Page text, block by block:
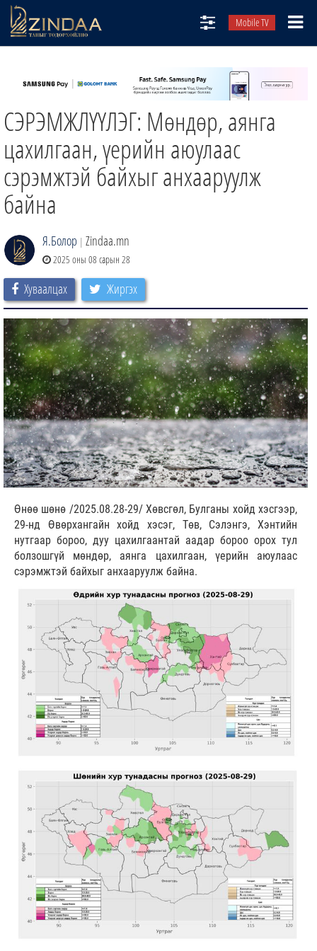
Mobile TV
ТВ8
ӨГЛӨӨНИЙ СОНИН
ЗИНДАА СЭТГҮҮЛ
СЭРЭМЖЛҮҮЛЭГ: Мөндөр, аянга
цахилгаан, үерийн аюулаас
сэрэмжтэй байхыг анхааруулж
байна
Я.Болор | Zindaa.mn
2025 оны 08 сарын 28
Хуваалцах Жиргэх
Өнөө шөнө /2025.08.28-29/ Хөвсгөл, Булганы хойд хэсгээр,
29-нд Өвөрхангайн хойд хэсэг, Төв, Сэлэнгэ, Хэнтийн
нутгаар бороо, дуу цахилгаантай аадар бороо орох тул
болзошгүй мөндөр, аянга цахилгаан, үерийн аюулаас
сэрэмжтэй байхыг анхааруулж байна.